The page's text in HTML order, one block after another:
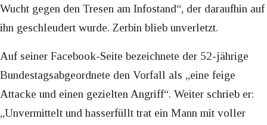
Wucht gegen den Tresen am Infostand“, der daraufhin auf
ihn geschleudert wurde. Zerbin blieb unverletzt.
Auf seiner Facebook-Seite bezeichnete der 52-jährige
Bundestagsabgeordnete den Vorfall als „eine feige
Attacke und einen gezielten Angriff“. Weiter schrieb er:
„Unvermittelt und hasserfüllt trat ein Mann mit voller